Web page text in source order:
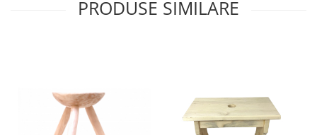
PRODUSE SIMILARE